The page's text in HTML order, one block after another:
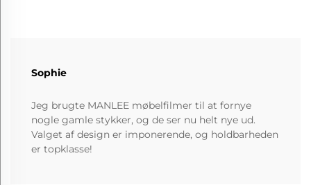
Sophie
Jeg brugte MANLEE møbelfilmer til at fornye
nogle gamle stykker, og de ser nu helt nye ud.
Valget af design er imponerende, og holdbarheden
er topklasse!